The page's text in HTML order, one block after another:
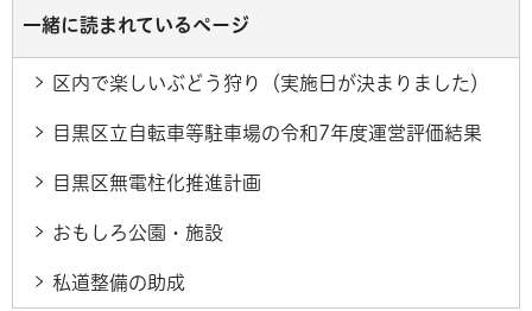
一緒に読まれているページ
区内で楽しいぶどう狩り（実施日が決まりました）
目黒区立自転車等駐車場の令和7年度運営評価結果
目黒区無電柱化推進計画
おもしろ公園・施設
私道整備の助成